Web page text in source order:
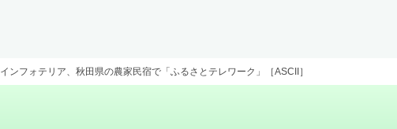
インフォテリア、秋田県の農家民宿で「ふるさとテレワーク」［ASCII］